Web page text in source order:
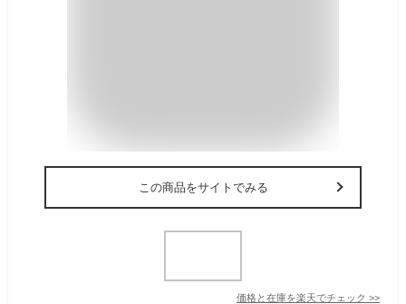
この商品をサイトでみる
価格と在庫を楽天でチェック >>